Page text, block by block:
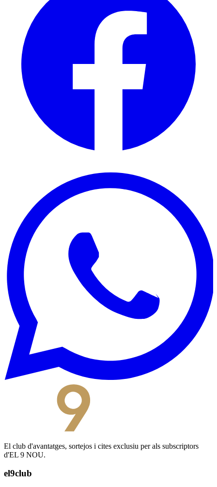
El club d'avantatges, sortejos i cites exclusiu per als subscriptors
d'EL 9 NOU.
el9club